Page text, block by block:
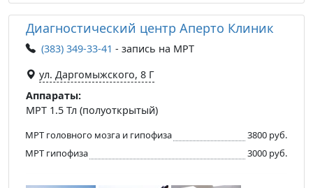
Диагностический центр Аперто Клиник
(383) 349-33-41 - запись на МРТ
ул. Даргомыжского, 8 Г
Аппараты:
МРТ 1.5 Тл (полуоткрытый)
МРТ головного мозга и гипофиза
3800 руб.
МРТ гипофиза
3000 руб.